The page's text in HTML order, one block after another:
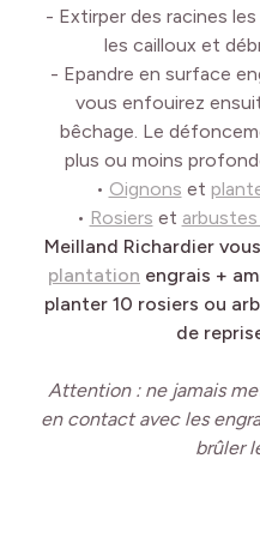
- Extirper des racines
les cailloux et
- Epandre en surface
vous enfouirez
bêchage. Le
plus ou moins
• Oignons et
• Rosiers et
Meilland Richardier
plantation engrais +
planter 10 rosiers ou
de
Attention : ne jamais
en contact avec les
brûler